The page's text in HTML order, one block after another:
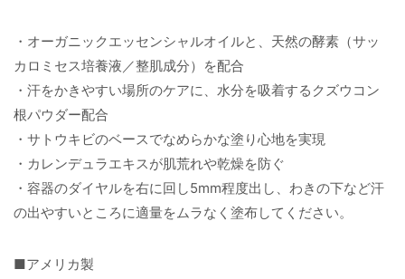
・オーガニックエッセンシャルオイルと、天然の酵素（サッ
カロミセス培養液／整肌成分）を配合
・汗をかきやすい場所のケアに、水分を吸着するクズウコン
根パウダー配合
・サトウキビのベースでなめらかな塗り心地を実現
・カレンデュラエキスが肌荒れや乾燥を防ぐ
・容器のダイヤルを右に回し5mm程度出し、わきの下など汗
の出やすいところに適量をムラなく塗布してください。
■アメリカ製